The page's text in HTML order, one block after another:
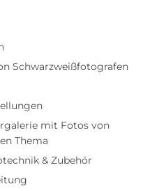
Schwarzweißfotografen
mit Fotos von
Thema
& Zubehör